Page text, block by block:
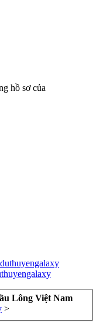
hồ sơ của
Lông Việt Nam
>